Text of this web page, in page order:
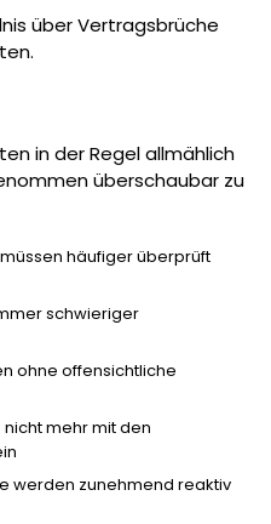
über Vertragsbrüche
in der Regel allmählich
überschaubar zu
häufiger überprüft
schwieriger
ohne offensichtliche
mehr mit den
werden zunehmend reaktiv